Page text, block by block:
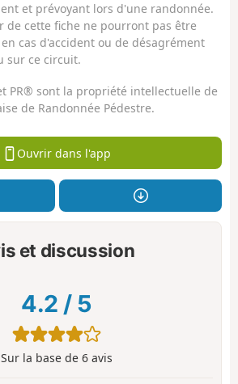
et prévoyant lors d'une randonnée.
de cette fiche ne pourront pas être
cas d'accident ou de désagrément
sur ce circuit.
PR® sont la propriété intellectuelle de
de Randonnée Pédestre.
Ouvrir dans l'app
et discussion
4.2 / 5
Sur la base de 6 avis